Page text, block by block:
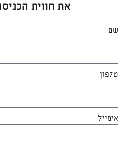
את חווית
שם
טלפון
אימייל